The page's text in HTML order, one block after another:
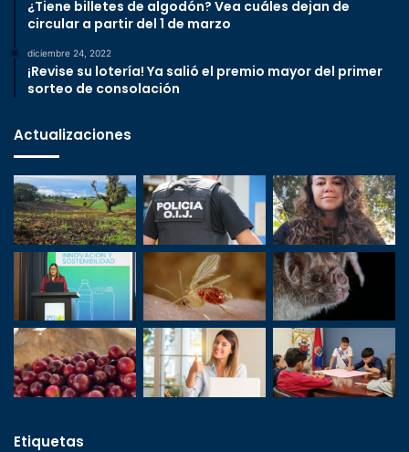
¿Tiene billetes de algodón? Vea cuáles dejan de
circular a partir del 1 de marzo
diciembre 24, 2022
¡Revise su lotería! Ya salió el premio mayor del primer
sorteo de consolación
Actualizaciones
Etiquetas